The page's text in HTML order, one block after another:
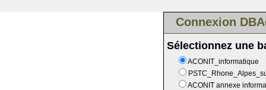
Connexion
Sélectionnez une
ACONIT_informatique
ACONIT annexe